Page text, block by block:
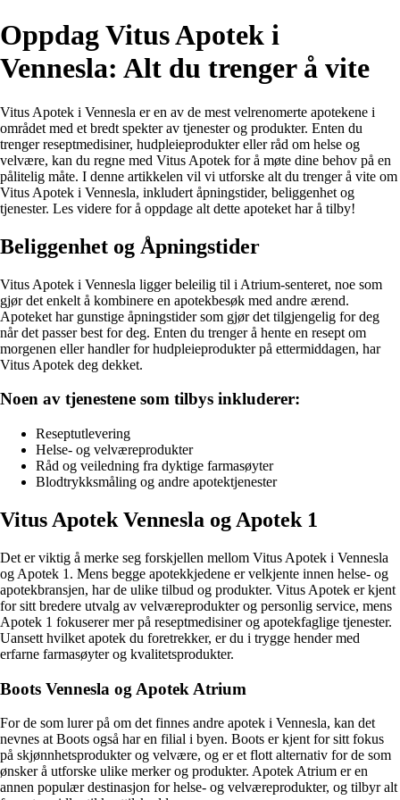
Oppdag Vitus Apotek i
Vennesla: Alt du trenger å vite
Vitus Apotek i Vennesla er en av de mest velrenomerte apotekene i
området med et bredt spekter av tjenester og produkter. Enten du
trenger reseptmedisiner, hudpleieprodukter eller råd om helse og
velvære, kan du regne med Vitus Apotek for å møte dine behov på en
pålitelig måte. I denne artikkelen vil vi utforske alt du trenger å vite om
Vitus Apotek i Vennesla, inkludert åpningstider, beliggenhet og
tjenester. Les videre for å oppdage alt dette apoteket har å tilby!
Beliggenhet og Åpningstider
Vitus Apotek i Vennesla ligger beleilig til i Atrium-senteret, noe som
gjør det enkelt å kombinere en apotekbesøk med andre ærend.
Apoteket har gunstige åpningstider som gjør det tilgjengelig for deg
når det passer best for deg. Enten du trenger å hente en resept om
morgenen eller handler for hudpleieprodukter på ettermiddagen, har
Vitus Apotek deg dekket.
Noen av tjenestene som tilbys inkluderer:
Reseptutlevering
Helse- og velværeprodukter
Råd og veiledning fra dyktige farmasøyter
Blodtrykksmåling og andre apotektjenester
Vitus Apotek Vennesla og Apotek 1
Det er viktig å merke seg forskjellen mellom Vitus Apotek i Vennesla
og Apotek 1. Mens begge apotekkjedene er velkjente innen helse- og
apotekbransjen, har de ulike tilbud og produkter. Vitus Apotek er kjent
for sitt bredere utvalg av velværeprodukter og personlig service, mens
Apotek 1 fokuserer mer på reseptmedisiner og apotekfaglige tjenester.
Uansett hvilket apotek du foretrekker, er du i trygge hender med
erfarne farmasøyter og kvalitetsprodukter.
Boots Vennesla og Apotek Atrium
For de som lurer på om det finnes andre apotek i Vennesla, kan det
nevnes at Boots også har en filial i byen. Boots er kjent for sitt fokus
på skjønnhetsprodukter og velvære, og er et flott alternativ for de som
ønsker å utforske ulike merker og produkter. Apotek Atrium er en
annen populær destinasjon for helse- og velværeprodukter, og tilbyr alt